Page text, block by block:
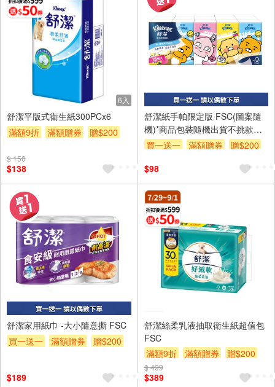
6入
舒潔平版式衛生紙300PCx6
滿額9折
滿額贈券 贈$200
$ 150
$138
舒潔紙手帕限定版 FSC(圖案隨
機)*商品包裝隨機出貨不挑款，
以實際出貨為準。
買一送一 滿額贈券
贈$200
$98
舒潔家用紙巾 -大小隨意撕 FSC
買一送一
滿額贈券 贈$200
$189
舒潔絲柔乳液抽取衛生紙超值包
FSC
滿額9折
滿額贈券 贈$200
$ 499
$389